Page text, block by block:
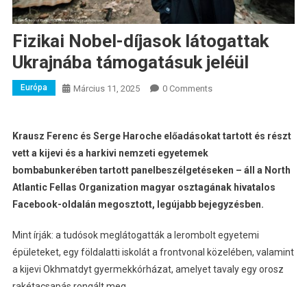
Fizikai Nobel-díjasok látogattak
Ukrajnába támogatásuk jeléül
Európa Március 11, 2025 0 Comments
Krausz Ferenc és Serge Haroche előadásokat tartott és részt
vett a kijevi és a harkivi nemzeti egyetemek
bombabunkerében tartott panelbeszélgetéseken – áll aNorth
Atlantic Fellas Organization magyar osztagának hivatalos
Facebook-oldalán megosztott, legújabb bejegyzésben.
Mint írják: a tudósok meglátogatták a lerombolt egyetemi
épületeket, egy földalatti iskolát a frontvonal közelében, valamint
a kijevi Okhmatdyt gyermekkórházat, amelyet tavaly egy orosz